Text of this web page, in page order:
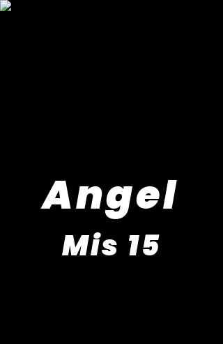
Angel
Mis 15